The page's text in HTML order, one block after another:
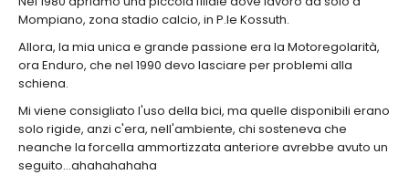
Mompiano, zona stadio calcio, in P.le Kossuth.
Allora, la mia unica e grande passione era la Motoregolarità,
ora Enduro, che nel 1990 devo lasciare per problemi alla
schiena.
Mi viene consigliato l'uso della bici, ma quelle disponibili erano
solo rigide, anzi c'era, nell'ambiente, chi sosteneva che
neanche la forcella ammortizzata anteriore avrebbe avuto un
seguito...ahahahahaha